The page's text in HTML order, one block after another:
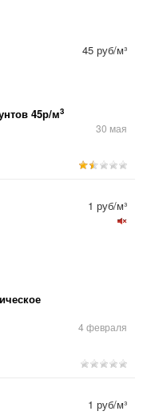
45р/м3
30 мая
45 руб/м³
4 февраля
1 руб/м³
1 руб/м³